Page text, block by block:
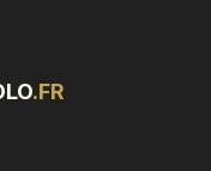
.FR